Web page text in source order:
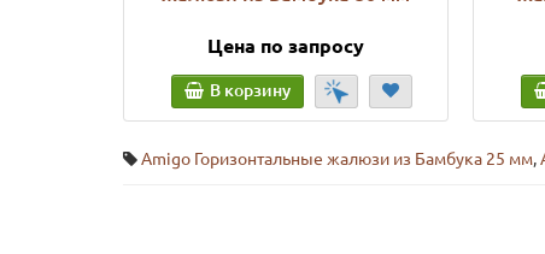
Цена по запросу
В корзину
Amigo Горизонтальные жалюзи из Бамбука 25 мм,